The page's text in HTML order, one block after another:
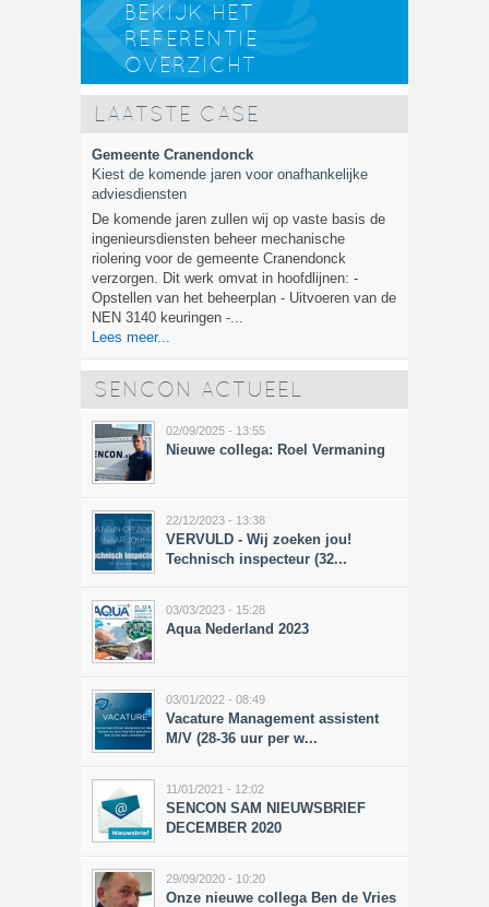
BEKIJK HET
REFERENTIE
OVERZICHT
LAATSTE CASE
Gemeente Cranendonck
Kiest de komende jaren voor onafhankelijke
adviesdiensten
De komende jaren zullen wij op vaste basis de
ingenieursdiensten beheer mechanische
riolering voor de gemeente Cranendonck
verzorgen. Dit werk omvat in hoofdlijnen: -
Opstellen van het beheerplan - Uitvoeren van de
NEN 3140 keuringen -...
Lees meer...
SENCON ACTUEEL
02/09/2025 - 13:55
Nieuwe collega: Roel Vermaning
22/12/2023 - 13:38
VERVULD - Wij zoeken jou!
Technisch inspecteur (32...
03/03/2023 - 15:28
Aqua Nederland 2023
03/01/2022 - 08:49
Vacature Management assistent
M/V (28-36 uur per w...
11/01/2021 - 12:02
SENCON SAM NIEUWSBRIEF
DECEMBER 2020
29/09/2020 - 10:20
Onze nieuwe collega Ben de Vries